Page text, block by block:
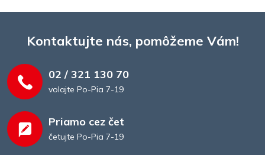
Kontaktujte nás, pomôžeme Vám!
02 / 321 130 70
volajte Po-Pia 7-19
Priamo cez čet
četujte Po-Pia 7-19